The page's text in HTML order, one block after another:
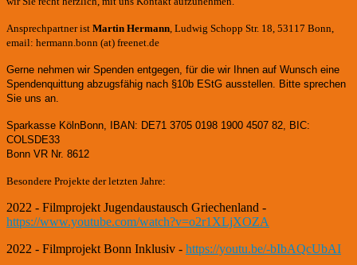
Ansprechpartner ist Martin Hermann , Ludwig Schopp Str. 18, 53117 Bonn,
email: hermann.bonn (at) freenet.de
Gerne nehmen wir Spenden entgegen, für die wir Ihnen auf Wunsch eine
Spendenquittung abzugsfähig nach §10b EStG ausstellen. Bitte sprechen
Sie uns an.
Sparkasse KölnBonn, IBAN: DE71 3705 0198 1900 4507 82, BIC:
COLSDE33
Bonn VR Nr. 8612
Besondere Projekte der letzten Jahre:
2022 - Filmprojekt Jugendaustausch Griechenland -
https://www.youtube.com/watch?v=o2r1XLjXOZA
2022 - Filmprojekt Bonn Inklusiv - https://youtu.be/-bIbAQcUbAI